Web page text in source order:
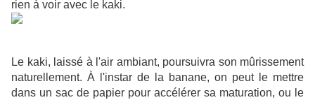
rien à voir avec le kaki.
Le kaki, laissé à l'air ambiant, poursuivra son mûrissement
naturellement. À l'instar de la banane, on peut le mettre
dans un sac de papier pour accélérer sa maturation, ou le